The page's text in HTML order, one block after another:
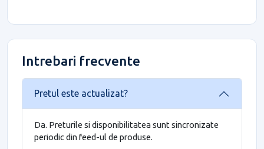
Intrebari frecvente
Pretul este actualizat?
Da. Preturile si disponibilitatea sunt sincronizate
periodic din feed-ul de produse.